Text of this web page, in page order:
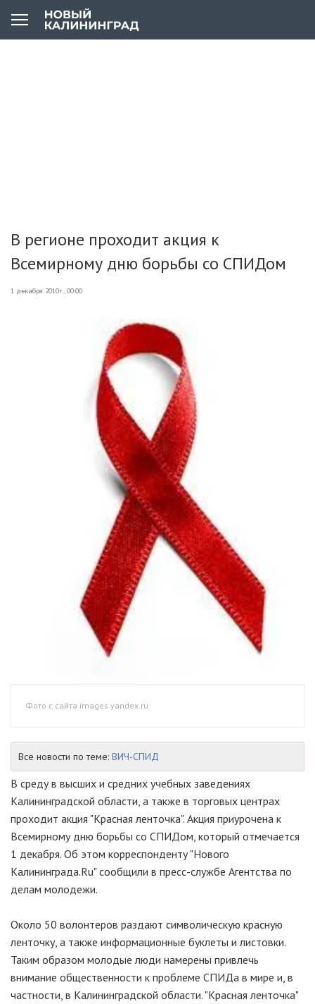
В регионе проходит акция к
Всемирному дню борьбы со СПИДом
1 декабря 2010г., 00:00
Фото с сайта images.yandex.ru
Все новости по теме: ВИЧ-СПИД
В среду в высших и средних учебных заведениях
Калининградской области, а также в торговых центрах
проходит акция "Красная ленточка". Акция приурочена к
Всемирному дню борьбы со СПИДом, который отмечается
1 декабря. Об этом корреспонденту "Нового
Калининграда.Ru" сообщили в пресс-службе Агентства по
делам молодежи.
Около 50 волонтеров раздают символическую красную
ленточку, а также информационные буклеты и листовки.
Таким образом молодые люди намерены привлечь
внимание общественности к проблеме СПИДа в мире и, в
частности, в Калининградской области. "Красная ленточка"